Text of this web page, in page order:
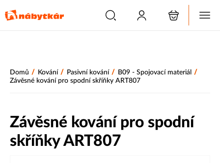
Domů / Kování / Pasivní kování / B09 - Spojovací materiál /
Závěsné kování pro spodní skříňky ART807
Závěsné kování pro spodní
skříňky ART807